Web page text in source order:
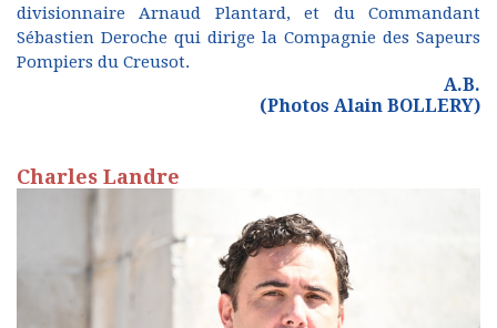
divisionnaire Arnaud Plantard, et du Commandant
Sébastien Deroche qui dirige la Compagnie des Sapeurs
Pompiers du Creusot.
A.B.
(Photos Alain BOLLERY)
Charles Landre